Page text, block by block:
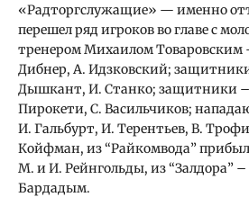
«Радторгслужащие» — именно
перешел ряд игроков во главе с
тренером Михаилом Товаровским
Дибнер, А. Идзковский;
Дышкант, И. Станко; защитники
Пирокети, С. Васильчиков;
И. Гальбурт, И. Терентьев, В.
Койфман, из “Райкомвода”
М. и И. Рейнгольды, из “Залдора”
Бардадым.